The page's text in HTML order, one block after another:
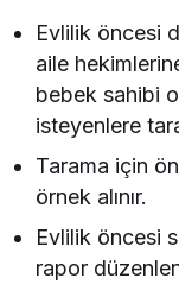
Evlilik öncesi
aile
bebek sahibi
isteyenlere
Tarama için
örnek alınır.
Evlilik öncesi
rapor